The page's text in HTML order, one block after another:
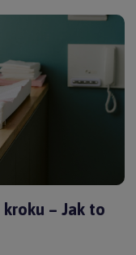
jakby ASTRUP,
że dajesz swojemu
dnia.
– Jak to